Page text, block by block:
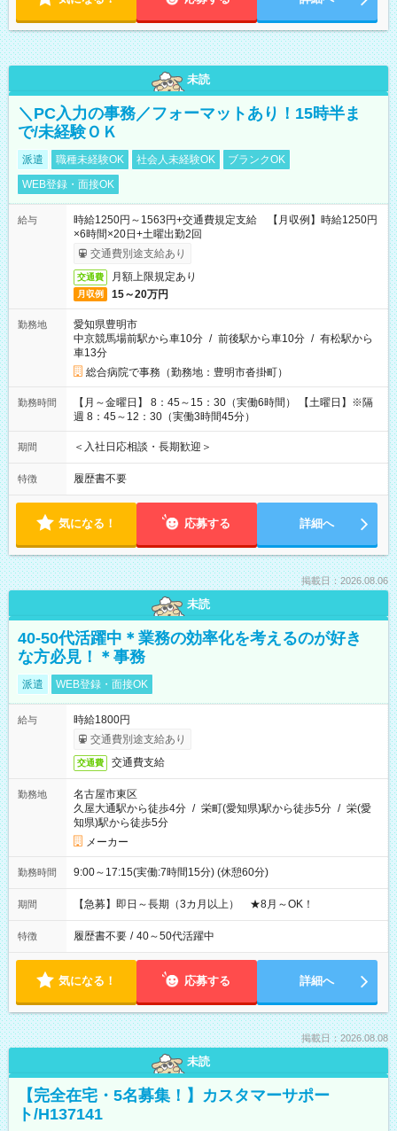
未読
＼PC入力の事務／フォーマットあり！15時半ま
で/未経験ＯＫ
派遣 職種未経験OK 社会人未経験OK
ブランクOK
WEB登録・面接OK
給与
時給1250円～1563円+交通費規定支給 【月収例】時給1250円
×6時間×20日+土曜出勤2回
交通費別途支給あり
交通費 月額上限規定あり
月収例 15～20万円
勤務地
愛知県豊明市
中京競馬場前駅から車10分 / 前後駅から車10分 / 有松駅から
車13分
総合病院で事務（勤務地：豊明市沓掛町）
勤務時間
【月～金曜日】 8：45～15：30（実働6時間） 【土曜日】※隔
週 8：45～12：30（実働3時間45分）
期間 ＜入社日応相談・長期歓迎＞
特徴 履歴書不要
気になる！ 応募する 詳細へ
掲載日：2026.08.06
未読
40-50代活躍中＊業務の効率化を考えるのが好き
な方必見！＊事務
派遣 WEB登録・面接OK
給与
時給1800円
交通費別途支給あり
交通費 交通費支給
勤務地
名古屋市東区
久屋大通駅から徒歩4分 / 栄町(愛知県)駅から徒歩5分 / 栄(愛
知県)駅から徒歩5分
メーカー
勤務時間 9:00～17:15(実働:7時間15分) (休憩60分)
期間 【急募】即日～長期（3カ月以上） ★8月～OK！
特徴 履歴書不要 / 40～50代活躍中
気になる！ 応募する 詳細へ
掲載日：2026.08.08
未読
【完全在宅・5名募集！】カスタマーサポー
ト/H137141